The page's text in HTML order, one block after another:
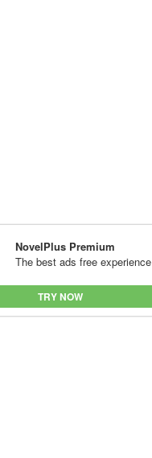
NovelPlus Premium
The best ads free experience
TRY NOW